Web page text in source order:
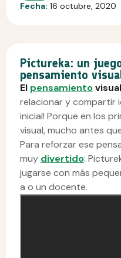
Fecha: 16 octubre, 2020
Pictureka: un
pensamiento
El pensamiento
relacionar y compartir
inicial! Porque en los
visual, mucho antes
Para reforzar ese
muy divertido:
jugarse con más
a o un docente.